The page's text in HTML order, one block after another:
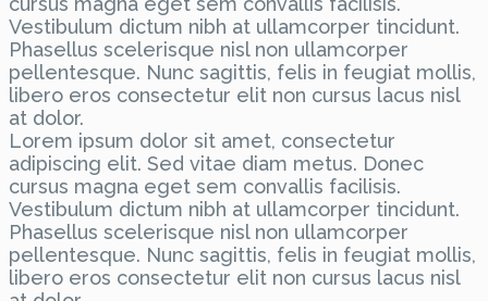
Vestibulum dictum nibh at ullamcorper tincidunt.
Phasellus scelerisque nisl non ullamcorper
pellentesque. Nunc sagittis, felis in feugiat mollis,
libero eros consectetur elit non cursus lacus nisl
at dolor.
Lorem ipsum dolor sit amet, consectetur
adipiscing elit. Sed vitae diam metus. Donec
cursus magna eget sem convallis facilisis.
Vestibulum dictum nibh at ullamcorper tincidunt.
Phasellus scelerisque nisl non ullamcorper
pellentesque. Nunc sagittis, felis in feugiat mollis,
libero eros consectetur elit non cursus lacus nisl